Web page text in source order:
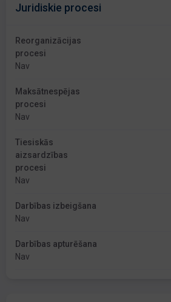
Juridiskie procesi
Reorganizācijas
procesi
Nav
Maksātnespējas
procesi
Nav
Tiesiskās
aizsardzības
procesi
Nav
Darbības izbeigšana
Nav
Darbības apturēšana
Nav